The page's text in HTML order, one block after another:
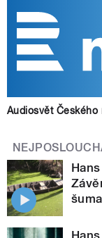
Audiosvět Českého